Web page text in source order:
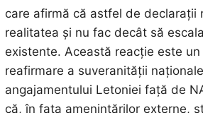
care afirmă că astfel de declarații
realitatea și nu fac decât să
existente. Această reacție este
reafirmare a suveranității
angajamentului Letoniei față de
că, în fața amenințărilor externe,